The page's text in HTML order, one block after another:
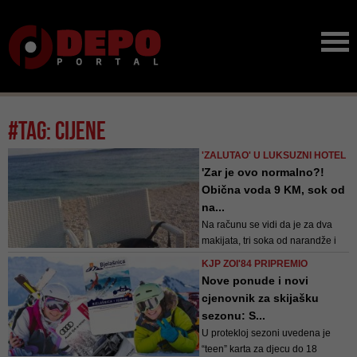
#tag: cijene
'ZALUTAO' U LUKSUZNI HOTEL
'Zar je ovo normalno?!
Obična voda 9 KM, sok od
na...
Na računu se vidi da je za dva
makijata, tri soka od narandže i
KJP ZOI'84 PRIPREMIO
Nove ponude i novi
cjenovnik za skijašku
sezonu: S...
U protekloj sezoni uvedena je
“teen” karta za djecu do 18